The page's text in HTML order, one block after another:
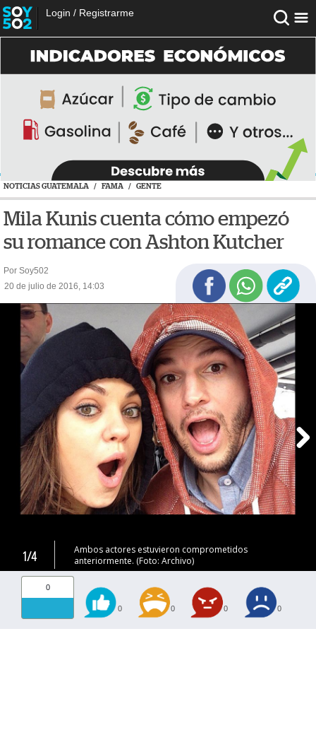
Login / Registrarme
NOTICIAS GUATEMALA / FAMA / GENTE
Mila Kunis cuenta cómo empezó
su romance con Ashton Kutcher
Por Soy502
20 de julio de 2016, 14:03
1/4
Ambos actores estuvieron comprometidos
anteriormente. (Foto: Archivo)
0
0 0 0 0